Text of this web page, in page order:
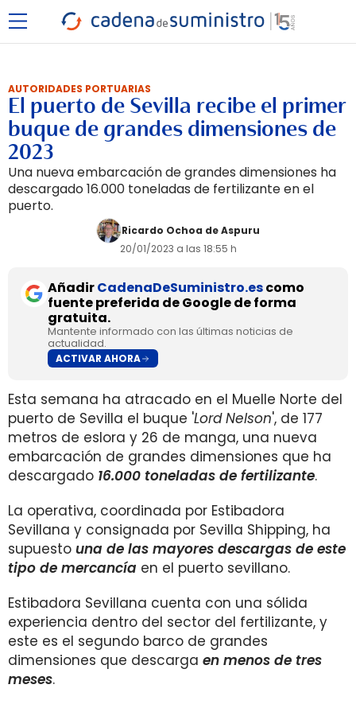
AUTORIDADES PORTUARIAS
El puerto de Sevilla recibe el primer
buque de grandes dimensiones de
2023
Una nueva embarcación de grandes dimensiones ha
descargado 16.000 toneladas de fertilizante en el
puerto.
Ricardo Ochoa de Aspuru
20/01/2023 a las 18:55 h
AñadirCadenaDeSuministro.escomo
fuente preferida de Google de forma
gratuita.
Mantente informado con las últimas noticias de
actualidad.
ACTIVAR AHORA
Esta semana ha atracado en el Muelle Norte del
puerto de Sevilla el buque 'Lord Nelson', de 177
metros de eslora y 26 de manga, una nueva
embarcación de grandes dimensiones que ha
descargado 16.000 toneladas de fertilizante.
La operativa, coordinada por Estibadora
Sevillana y consignada por Sevilla Shipping, ha
supuesto una de las mayores descargas de este
tipo de mercancía en el puerto sevillano.
Estibadora Sevillana cuenta con una sólida
experiencia dentro del sector del fertilizante, y
este es el segundo barco de grandes
dimensiones que descarga en menos de tres
meses.